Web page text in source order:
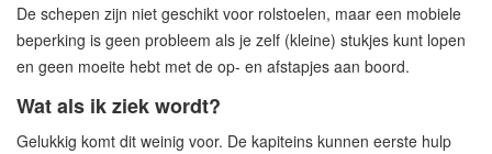
De schepen zijn niet geschikt voor rolstoelen, maar een mobiele
beperking is geen probleem als je zelf (kleine) stukjes kunt lopen
en geen moeite hebt met de op- en afstapjes aan boord.
Wat als ik ziek wordt?
Gelukkig komt dit weinig voor. De kapiteins kunnen eerste hulp